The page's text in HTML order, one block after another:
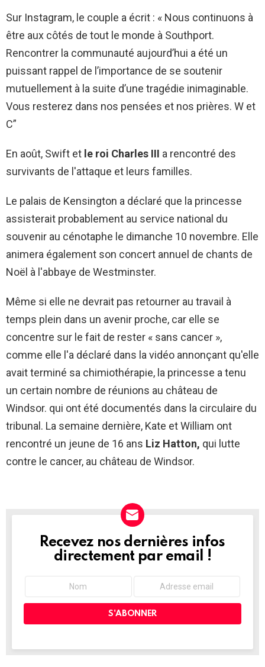
Sur Instagram, le couple a écrit : « Nous continuons à
être aux côtés de tout le monde à Southport.
Rencontrer la communauté aujourd’hui a été un
puissant rappel de l’importance de se soutenir
mutuellement à la suite d’une tragédie inimaginable.
Vous resterez dans nos pensées et nos prières. W et
C”
En août, Swift et le roi Charles III a rencontré des
survivants de l'attaque et leurs familles.
Le palais de Kensington a déclaré que la princesse
assisterait probablement au service national du
souvenir au cénotaphe le dimanche 10 novembre. Elle
animera également son concert annuel de chants de
Noël à l'abbaye de Westminster.
Même si elle ne devrait pas retourner au travail à
temps plein dans un avenir proche, car elle se
concentre sur le fait de rester « sans cancer »,
comme elle l'a déclaré dans la vidéo annonçant qu'elle
avait terminé sa chimiothérapie, la princesse a tenu
un certain nombre de réunions au château de
Windsor. qui ont été documentés dans la circulaire du
tribunal. La semaine dernière, Kate et William ont
rencontré un jeune de 16 ans Liz Hatton, qui lutte
contre le cancer, au château de Windsor.
NEWSLETTER
Recevez nos dernières infos
directement par email !